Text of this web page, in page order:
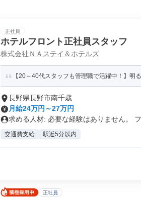
正社員
ホテルフロント正社員スタッフ
株式会社ＮＡステイ＆ホテルズ
【20～40代スタッフも管理職で活躍中！】明
長野県長野市南千歳
月給24万円～27万円
求める人材: 必要な経験はありません。
交通費支給 駅近5分以内
正社員